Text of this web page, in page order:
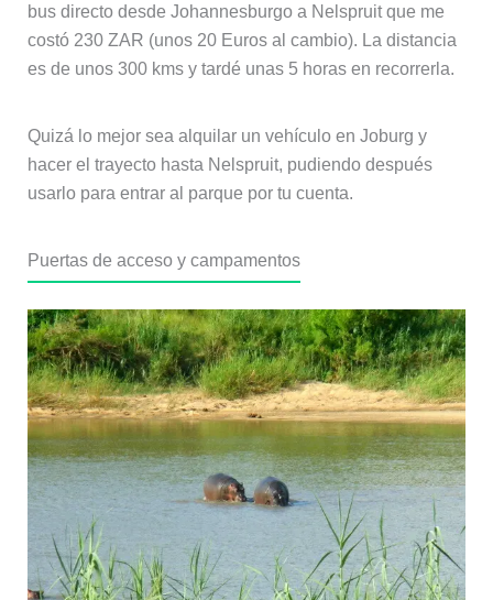
bus directo desde Johannesburgo a Nelspruit que me
costó 230 ZAR (unos 20 Euros al cambio). La distancia
es de unos 300 kms y tardé unas 5 horas en recorrerla.
Quizá lo mejor sea alquilar un vehículo en Joburg y
hacer el trayecto hasta Nelspruit, pudiendo después
usarlo para entrar al parque por tu cuenta.
Puertas de acceso y campamentos